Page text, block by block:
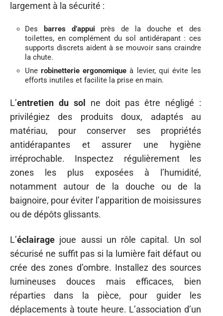
largement à la sécurité :
Des barres d’appui près de la douche et des
toilettes, en complément du sol antidérapant : ces
supports discrets aident à se mouvoir sans craindre
la chute.
Unerobinetterie ergonomique à levier, qui évite les
efforts inutiles et facilite la prise en main.
L’entretien du sol
ne doit pas être négligé :
privilégiez des produits doux, adaptés au
matériau, pour conserver ses propriétés
antidérapantes et assurer une hygiène
irréprochable. Inspectez régulièrement les
zones les plus exposées à l’humidité,
notamment autour de la douche ou de la
baignoire, pour éviter l’apparition de moisissures
ou de dépôts glissants.
L’éclairage joue aussi un rôle capital. Un sol
sécurisé ne suffit pas si la lumière fait défaut ou
crée des zones d’ombre. Installez des sources
lumineuses douces mais efficaces, bien
réparties dans la pièce, pour guider les
déplacements à toute heure. L’association d’un